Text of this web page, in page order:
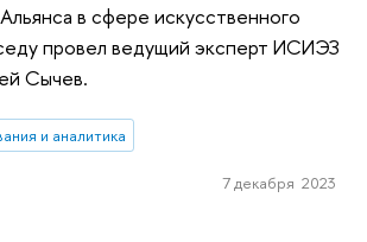
в сфере искусственного
провел ведущий эксперт ИСИЭЗ
Сычев.
и аналитика
7 декабря 2023